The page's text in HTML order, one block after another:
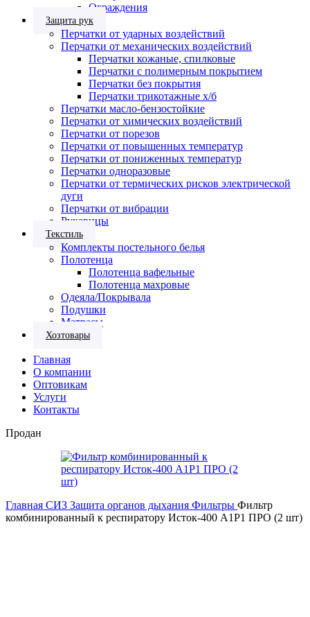
Ограждения
Защита рук
Перчатки от ударных воздействий
Перчатки от механических воздействий
Перчатки кожаные, спилковые
Перчатки с полимерным покрытием
Перчатки без покрытия
Перчатки трикотажные х/б
Перчатки масло-бензостойкие
Перчатки от химических воздействий
Перчатки от порезов
Перчатки от повышенных температур
Перчатки от пониженных температур
Перчатки одноразовые
Перчатки от термических рисков электрической
дуги
Перчатки от вибрации
Рукавицы
Текстиль
Комплекты постельного белья
Полотенца
Полотенца вафельные
Полотенца махровые
Одеяла/Покрывала
Подушки
Матрасы
Хозтовары
Главная
О компании
Оптовикам
Услуги
Контакты
Продан
Главная СИЗ Защита органов дыхания Фильтры Фильтр
комбинированный к респиратору Исток-400 А1Р1 ПРО (2 шт)